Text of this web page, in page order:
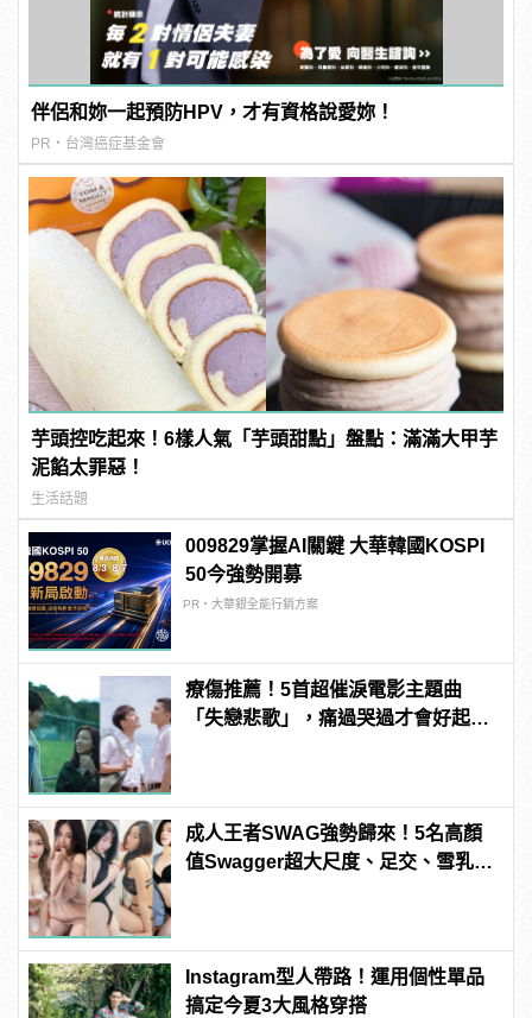
伴侶和妳一起預防HPV，才有資格說愛妳！
PR・台灣癌症基金會
芋頭控吃起來！6樣人氣「芋頭甜點」盤點：滿滿大甲芋
泥餡太罪惡！
生活話題
009829掌握AI關鍵 大華韓國KOSPI
50今強勢開募
PR・大華銀全能行銷方案
療傷推薦！5首超催淚電影主題曲
「失戀悲歌」，痛過哭過才會好起
成人王者SWAG強勢歸來！5名高顏
值Swagger超大尺度、足交、雪乳、
Instagram型人帶路！運用個性單品
搞定今夏3大風格穿搭